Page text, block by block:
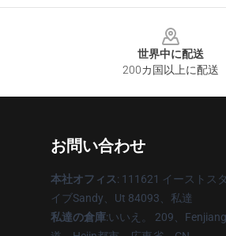
世界中に配送
200カ国以上に配送
お問い合わせ
本社オフィス: 111621 イーストス
イブSandy、Ut 84093、私達
私達の倉庫:いいえ。 209、